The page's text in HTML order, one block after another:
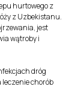
hurtowego z
z Uzbekistanu.
jest
wątroby i
dróg
chorób